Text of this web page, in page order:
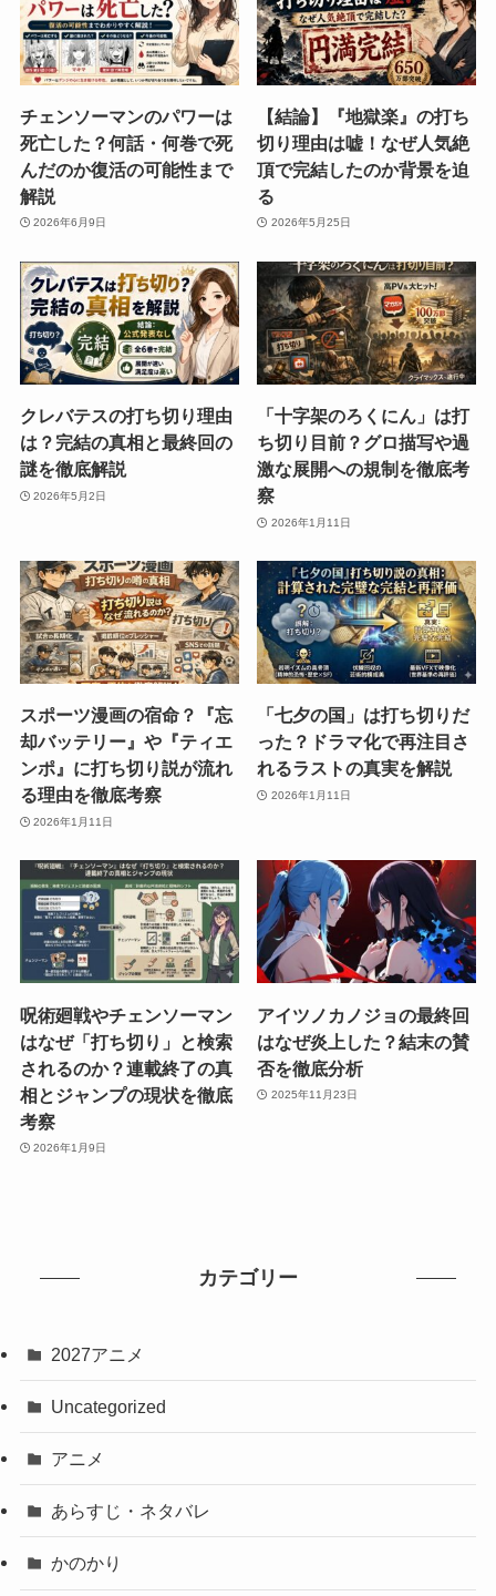
チェンソーマンのパワーは
死亡した？何話・何巻で死
んだのか復活の可能性まで
解説
2026年6月9日
【結論】『地獄楽』の打ち
切り理由は嘘！なぜ人気絶
頂で完結したのか背景を迫
る
2026年5月25日
クレバテスの打ち切り理由
は？完結の真相と最終回の
謎を徹底解説
2026年5月2日
「十字架のろくにん」は打
ち切り目前？グロ描写や過
激な展開への規制を徹底考
察
2026年1月11日
スポーツ漫画の宿命？『忘
却バッテリー』や『ティエ
ンポ』に打ち切り説が流れ
る理由を徹底考察
2026年1月11日
「七夕の国」は打ち切りだ
った？ドラマ化で再注目さ
れるラストの真実を解説
2026年1月11日
呪術廻戦やチェンソーマン
はなぜ「打ち切り」と検索
されるのか？連載終了の真
相とジャンプの現状を徹底
考察
2026年1月9日
アイツノカノジョの最終回
はなぜ炎上した？結末の賛
否を徹底分析
2025年11月23日
カテゴリー
2027アニメ
Uncategorized
アニメ
あらすじ・ネタバレ
かのかり